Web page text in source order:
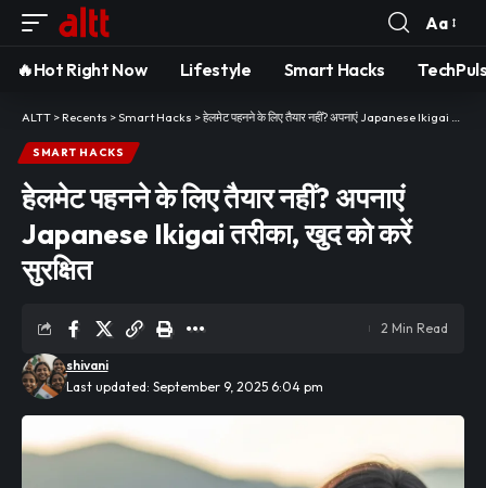
Font
Resizer
Aa
🔥Hot Right Now Lifestyle Smart Hacks
ALTT > Recents >Smart Hacks >हेलमेट पहनने के लिए तैयार नहीं? अपनाएं Japanese Ikigai तरीका, खुद को करें सुरक्षित
SMART HACKS
हेलमेट पहनने के लिए तैयार नहीं? अपनाएं
Japanese Ikigai तरीका, खुद को करें
सुरक्षित
Last updated: September 9, 2025 6:04 pm
shivani
2 Min Read